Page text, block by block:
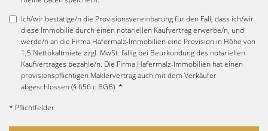
Ich/wir bestätige/n die Provisionsvereinbarung für den Fall, dass ich/wir
diese Immobilie durch einen notariellen Kaufvertrag erwerbe/n, und
werde/n an die Firma Hafermalz-Immobilien eine Provision in Höhe von
1,5 Nettokaltmiete zzgl. MwSt. fällig bei Beurkundung des notariellen
Kaufvertrages bezahle/n. Die Firma Hafermalz-Immobilien hat einen
provisionspflichtigen Maklervertrag auch mit dem Verkäufer
abgeschlossen (§ 656 c BGB). *
* Pflichtfelder